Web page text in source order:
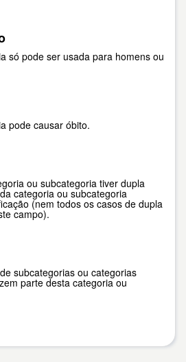
só pode ser usada para homens ou
pode causar óbito.
ou subcategoria tiver dupla
categoria ou subcategoria
(nem todos os casos de dupla
campo).
subcategorias ou categorias
parte desta categoria ou